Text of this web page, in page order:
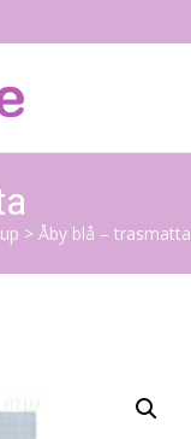
> Åby blå – trasmatta